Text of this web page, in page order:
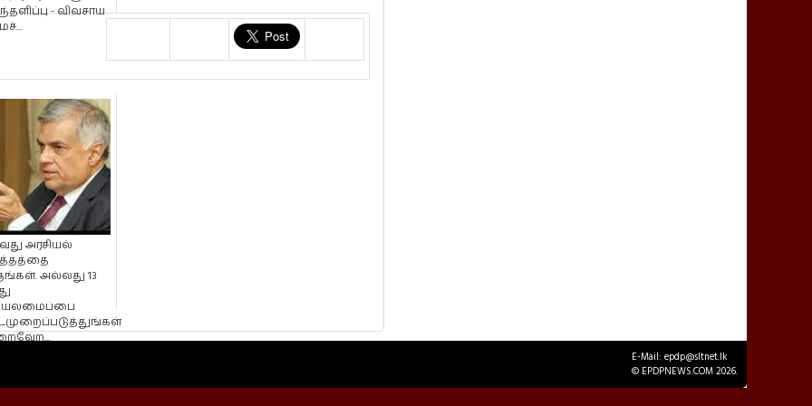
- விவசாய
அரசியல்
அல்லது 13
E-Mail: epdp@sltnet.lk
© EPDPNEWS.COM 2026.